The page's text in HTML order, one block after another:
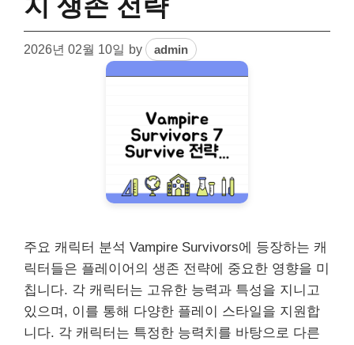
지 생존 전략
2026년 02월 10일 by admin
주요 캐릭터 분석 Vampire Survivors에 등장하는 캐
릭터들은 플레이어의 생존 전략에 중요한 영향을 미
칩니다. 각 캐릭터는 고유한 능력과 특성을 지니고
있으며, 이를 통해 다양한 플레이 스타일을 지원합
니다. 각 캐릭터는 특정한 능력치를 바탕으로 다른